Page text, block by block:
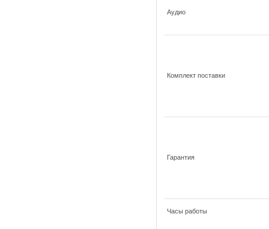
Аудио
Комплект поставки
Гарантия
Часы работы